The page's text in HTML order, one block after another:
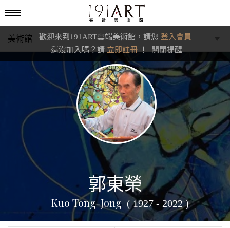
歡迎來到191ART雲端美術館，請您 登入會員
還沒加入嗎？請 立即註冊！ 關閉提醒
美術館
典藏交流館
郭東榮
Kuo Tong-Jong ( 1927 - 2022 )